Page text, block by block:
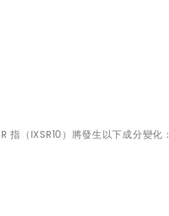
指（IXSR10）將發生以下成分變化：